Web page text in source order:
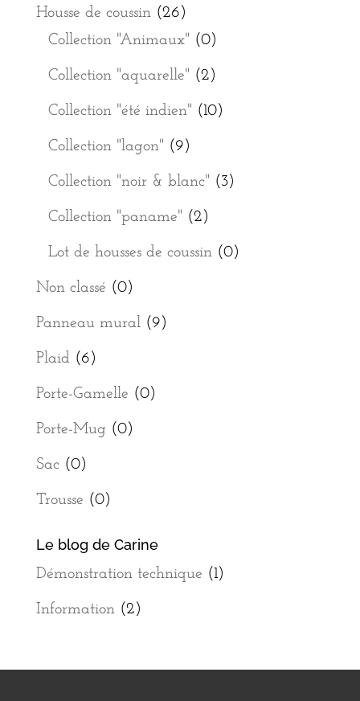
Housse de coussin (26)
Collection "Animaux" (0)
Collection "aquarelle" (2)
Collection "été indien" (10)
Collection "lagon" (9)
Collection "noir & blanc" (3)
Collection "paname" (2)
Lot de housses de coussin (0)
Non classé (0)
Panneau mural (9)
Plaid (6)
Porte-Gamelle (0)
Porte-Mug (0)
Sac (0)
Trousse (0)
Le blog de Carine
Démonstration technique (1)
Information(2)